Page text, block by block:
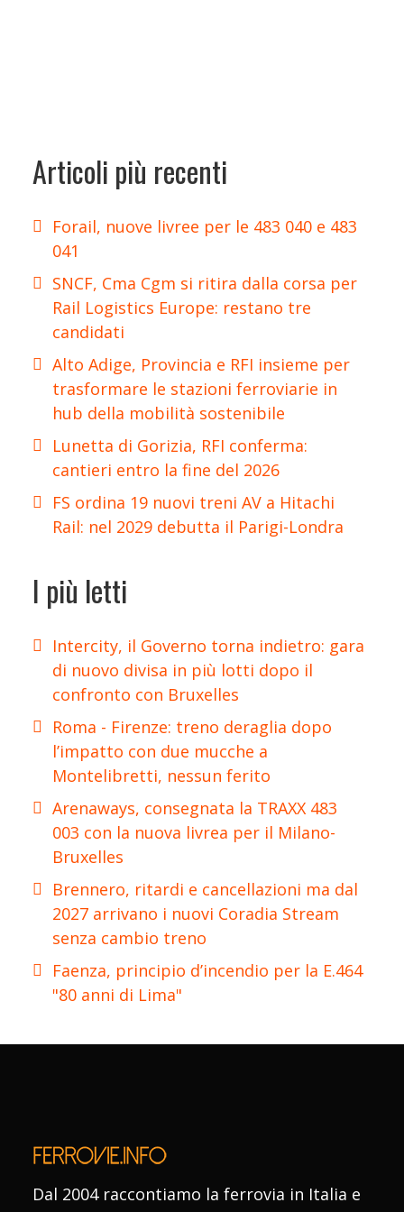
Articoli più recenti
Forail, nuove livree per le 483 040 e 483
041
SNCF, Cma Cgm si ritira dalla corsa per
Rail Logistics Europe: restano tre
candidati
Alto Adige, Provincia e RFI insieme per
trasformare le stazioni ferroviarie in
hub della mobilità sostenibile
Lunetta di Gorizia, RFI conferma:
cantieri entro la fine del 2026
FS ordina 19 nuovi treni AV a Hitachi
Rail: nel 2029 debutta il Parigi-Londra
I più letti
Intercity, il Governo torna indietro: gara
di nuovo divisa in più lotti dopo il
confronto con Bruxelles
Roma - Firenze: treno deraglia dopo
l’impatto con due mucche a
Montelibretti, nessun ferito
Arenaways, consegnata la TRAXX 483
003 con la nuova livrea per il Milano-
Bruxelles
Brennero, ritardi e cancellazioni ma dal
2027 arrivano i nuovi Coradia Stream
senza cambio treno
Faenza, principio d’incendio per la E.464
"80 anni di Lima"
Dal 2004 raccontiamo la ferrovia in Italia e